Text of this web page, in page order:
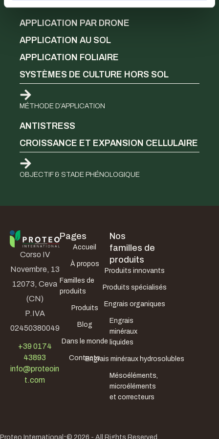
APPLICATION PAR DRONE
APPLICATION AU SOL
APPLICATION FOLIAIRE
SYSTÈMES DE CULTURE HORS SOL
MÉTHODE D’APPLICATION
ANTISTRESS
CROISSANCE ET EXPANSION CELLULAIRE
OBJECTIF & STADE PHÉNOLOGIQUE
Corso IV
Novembre, 13
12073, Ceva
(CN)
P.IVA
02450380049
+39 0174
43893
info@proteoin
t.com
Pages
Accueil
À propos
Familles de
produits
Produits
Blog
Dans le monde
Contacts
Nos
familles de
produits
Produits innovants
Produits spécialisés
Engrais organiques
Engrais
minéraux
liquides
Engrais minéraux hydrosolubles
Mésoéléments,
microéléments
et correcteurs
Proteo International -© 2026 - All Rights Reserved